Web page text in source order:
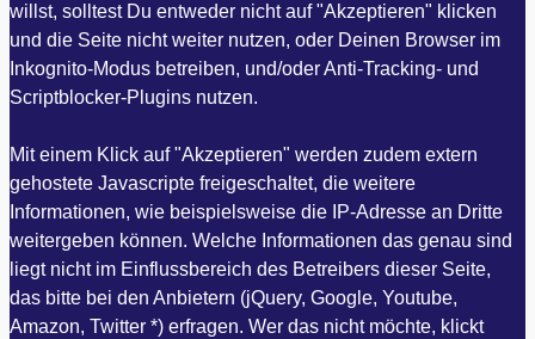
willst, solltest Du entweder nicht auf "Akzeptieren" klicken
und die Seite nicht weiter nutzen, oder Deinen Browser im
Inkognito-Modus betreiben, und/oder Anti-Tracking- und
Scriptblocker-Plugins nutzen.
Mit einem Klick auf "Akzeptieren" werden zudem extern
gehostete Javascripte freigeschaltet, die weitere
Informationen, wie beispielsweise die IP-Adresse an Dritte
weitergeben können. Welche Informationen das genau sind
liegt nicht im Einflussbereich des Betreibers dieser Seite,
das bitte bei den Anbietern (jQuery, Google, Youtube,
Amazon, Twitter *) erfragen. Wer das nicht möchte, klickt